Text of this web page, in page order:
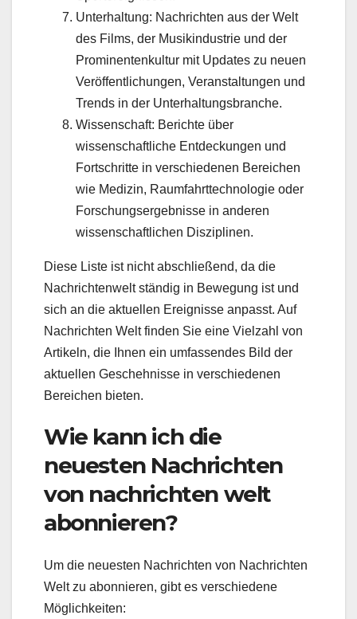
Unterhaltung: Nachrichten aus der Welt
des Films, der Musikindustrie und der
Prominentenkultur mit Updates zu neuen
Veröffentlichungen, Veranstaltungen und
Trends in der Unterhaltungsbranche.
Wissenschaft: Berichte über
wissenschaftliche Entdeckungen und
Fortschritte in verschiedenen Bereichen
wie Medizin, Raumfahrttechnologie oder
Forschungsergebnisse in anderen
wissenschaftlichen Disziplinen.
Diese Liste ist nicht abschließend, da die
Nachrichtenwelt ständig in Bewegung ist und
sich an die aktuellen Ereignisse anpasst. Auf
Nachrichten Welt finden Sie eine Vielzahl von
Artikeln, die Ihnen ein umfassendes Bild der
aktuellen Geschehnisse in verschiedenen
Bereichen bieten.
Wie kann ich die
neuesten Nachrichten
von nachrichten welt
abonnieren?
Um die neuesten Nachrichten von Nachrichten
Welt zu abonnieren, gibt es verschiedene
Möglichkeiten: